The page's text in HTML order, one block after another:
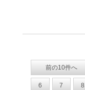
前の10件へ
6 7 8